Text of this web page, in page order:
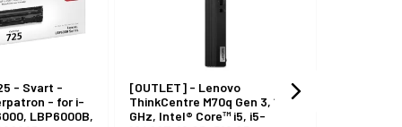
- Svart -
- for i-
LBP6000B,
[OUTLET] - Lenovo
ThinkCentre M70q Gen 3, 1,8
GHz, Intel® Core™ i5, i5-